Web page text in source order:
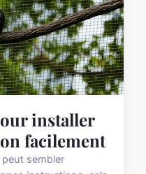
installer
facilement
sembler